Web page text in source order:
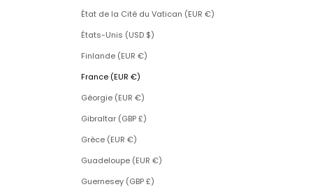
État de la Cité du Vatican (EUR €)
États-Unis (USD $)
Finlande (EUR €)
France (EUR €)
Géorgie (EUR €)
Gibraltar (GBP £)
Grèce (EUR €)
Guadeloupe (EUR €)
Guernesey (GBP £)